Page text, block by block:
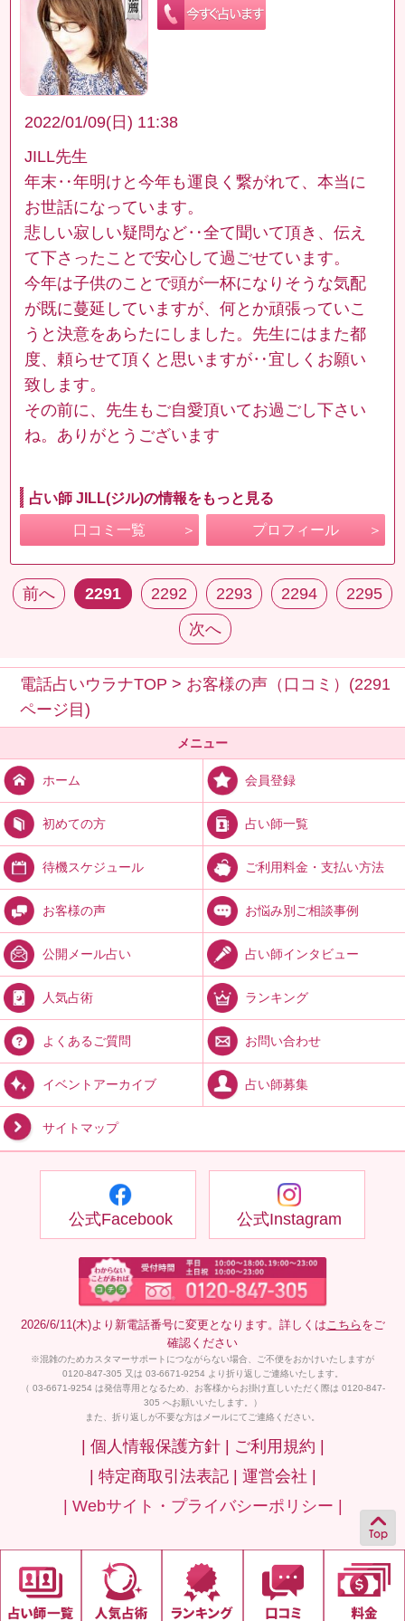
2022/01/09(日) 11:38
JILL先生
年末‥年明けと今年も運良く繋がれて、本当に
お世話になっています。
悲しい寂しい疑問など‥全て聞いて頂き、伝え
て下さったことで安心して過ごせています。
今年は子供のことで頭が一杯になりそうな気配
が既に蔓延していますが、何とか頑張っていこ
うと決意をあらたにしました。先生にはまた都
度、頼らせて頂くと思いますが‥宜しくお願い
致します。
その前に、先生もご自愛頂いてお過ごし下さい
ね。ありがとうございます
占い師 JILL(ジル)の情報をもっと見る
口コミ一覧 プロフィール
前へ 2291 2292 2293 2294
2295
次へ
電話占いウラナTOP > お客様の声（口コミ）(2291
ページ目)
メニュー
ホーム 会員登録
初めての方 占い師一覧
待機スケジュール ご利用料金・支払い方法
お客様の声 お悩み別ご相談事例
公開メール占い 占い師インタビュー
人気占術 ランキング
よくあるご質問 お問い合わせ
イベントアーカイブ 占い師募集
サイトマップ
公式Facebook 公式Instagram
2026/6/11(木)より新電話番号に変更となります。詳しくは こちら をご
確認ください
※混雑のためカスタマーサポートにつながらない場合、ご不便をおかけいたしますが
0120-847-305 又は 03-6671-9254 より折り返しご連絡いたします。
（ 03-6671-9254 は発信専用となるため、お客様からお掛け直しいただく際は 0120-847-
305 へお願いいたします。）
また、折り返しが不要な方はメールにてご連絡ください。
| 個人情報保護方針 | ご利用規約 |
| 特定商取引法表記 | 運営会社 |
| Webサイト・プライバシーポリシー |